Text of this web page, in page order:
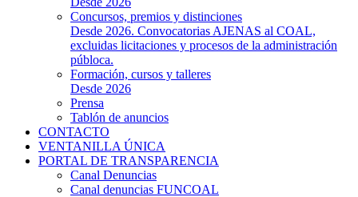
Concursos, premios y distinciones
Desde 2026. Convocatorias AJENAS al COAL,
excluidas licitaciones y procesos de la administración
públoca.
Formación, cursos y talleres
Desde 2026
Prensa
Tablón de anuncios
CONTACTO
VENTANILLA ÚNICA
PORTAL DE TRANSPARENCIA
Canal Denuncias
Canal denuncias FUNCOAL